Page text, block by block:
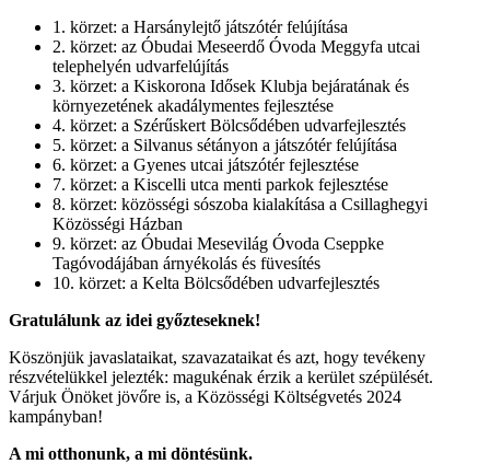
1. körzet: a Harsánylejtő játszótér felújítása
2. körzet: az Óbudai Meseerdő Óvoda Meggyfa utcai
telephelyén udvarfelújítás
3. körzet: a Kiskorona Idősek Klubja bejáratának és
környezetének akadálymentes fejlesztése
4. körzet: a Szérűskert Bölcsődében udvarfejlesztés
5. körzet: a Silvanus sétányon a játszótér felújítása
6. körzet: a Gyenes utcai játszótér fejlesztése
7. körzet: a Kiscelli utca menti parkok fejlesztése
8. körzet: közösségi sószoba kialakítása a Csillaghegyi
Közösségi Házban
9. körzet: az Óbudai Mesevilág Óvoda Cseppke
Tagóvodájában árnyékolás és füvesítés
10. körzet: a Kelta Bölcsődében udvarfejlesztés
Gratulálunk az idei győzteseknek!
Köszönjük javaslataikat, szavazataikat és azt, hogy tevékeny
részvételükkel jelezték: magukénak érzik a kerület szépülését.
Várjuk Önöket jövőre is, a Közösségi Költségvetés 2024
kampányban!
A mi otthonunk, a mi döntésünk.